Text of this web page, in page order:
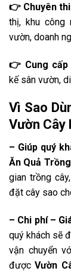
👉 Chuyên
thị, khu công
vườn, doanh
👉 Cung cấp
kế sân vườn,
Vì Sao
Vườn Cây
– Giúp quý
Ăn Quả
gian trồng
đặt cây sao
– Chi phí –
quý khách sẽ
vận chuyển
đượcVườn